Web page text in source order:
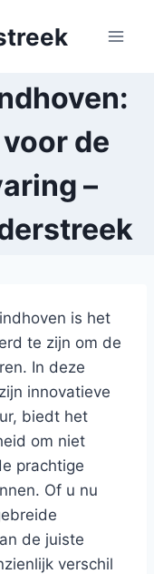
de
–
is het
te zijn om de
In deze
innovatieve
biedt het
om niet
prachtige
Of u nu
de juiste
verschil